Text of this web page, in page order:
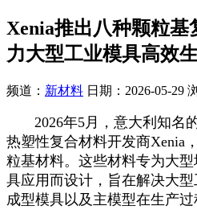
Xenia推出八种颗粒基
力大型工业模具高效
频道： 新材料 日期： 2026-05-29
2026年5月，意大利知名
热塑性复合材料开发商Xenia
粒基材料。这些材料专为大
具应用而设计，旨在解决大
成型模具以及主模型在生产